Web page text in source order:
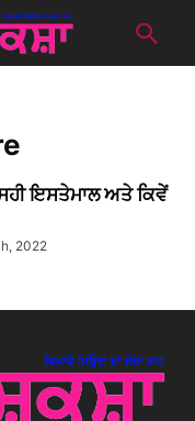
ਇਸਤੇਮਾਲ ਅਤੇ ਕਿਵੇਂ
2022